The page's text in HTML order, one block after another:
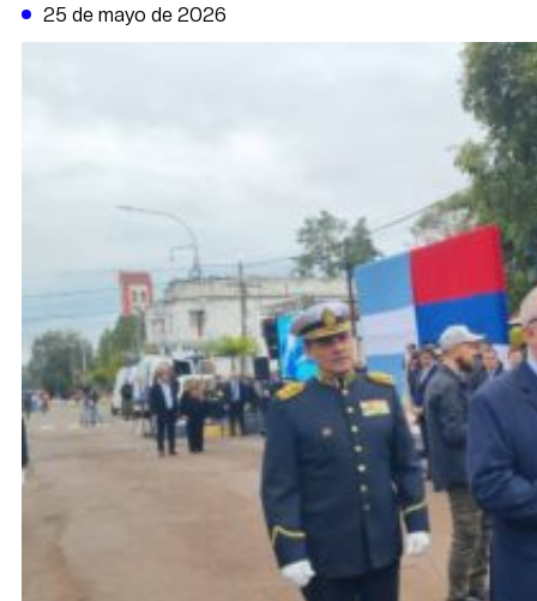
25 de mayo de 2026